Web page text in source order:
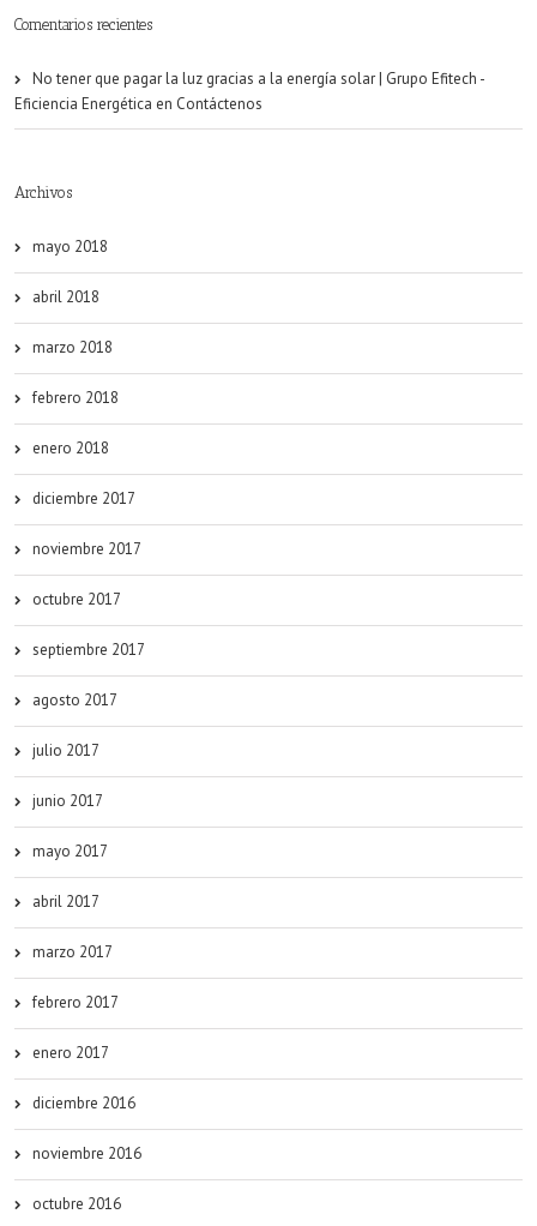
Comentarios recientes
No tener que pagar la luz gracias a la energía solar | Grupo Efitech -
Eficiencia Energética en Contáctenos
Archivos
mayo 2018
abril 2018
marzo 2018
febrero 2018
enero 2018
diciembre 2017
noviembre 2017
octubre 2017
septiembre 2017
agosto 2017
julio 2017
junio 2017
mayo 2017
abril 2017
marzo 2017
febrero 2017
enero 2017
diciembre 2016
noviembre 2016
octubre 2016